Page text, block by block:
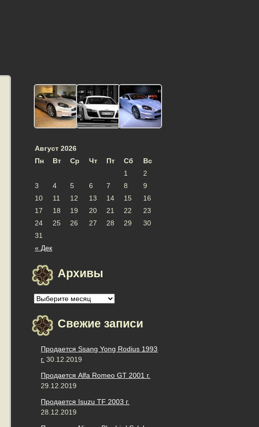
Август 2026
Пн
Вт Ср Чт Пт Сб Вс
« Дек
1
2
3
4 5 6 7 8
9
10
11 12 13 14 15
16
17
18 19 20 21 22
23
24
25 26 27 28 29
30
31
Архивы
Архивы
Свежие записи
Продается Ssang Yong Rodius 1993
г. 30.12.2019
Продается Alfa Romeo GT 2001 г.
29.12.2019
Продается Isuzu TF 2003 г.
28.12.2019